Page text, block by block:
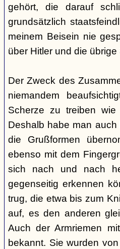
gehört, die darauf
grundsätzlich
meinem Beisein nie
über Hitler und die
Der Zweck des
niemandem
Scherze zu treiben
Deshalb habe man
die Grußformen
ebenso mit dem
sich nach und nach
gegenseitig erkennen
trug, die etwa bis zum
auf, es den anderen
Auch der Armriemen
bekannt. Sie wurden